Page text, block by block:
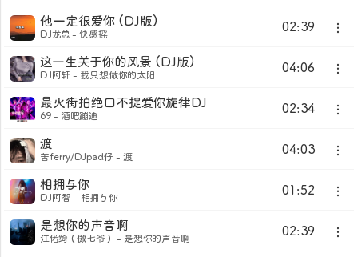
02:39
他一定很爱你 (DJ版)
DJ龙总 - 快感摇
04:06
这一生关于你的风景 (DJ版)
DJ阿轩 - 我只想做你的太阳
02:34
最火街拍绝口不提爱你旋律DJ
69 - 酒吧蹦迪
04:03
渡
苦ferry/DJpad仔 - 渡
01:52
相拥与你
DJ阿智 - 相拥与你
02:39
是想你的声音啊
江偌绮（傲七爷） - 是想你的声音啊